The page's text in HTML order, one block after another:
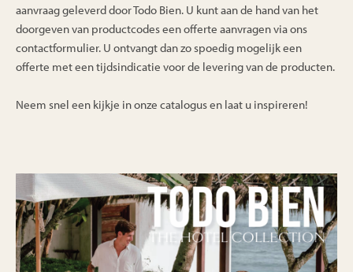
aanvraag geleverd door Todo Bien. U kunt aan de hand van het
doorgeven van productcodes een offerte aanvragen via ons
contactformulier. U ontvangt dan zo spoedig mogelijk een
offerte met een tijdsindicatie voor de levering van de producten.
Neem snel een kijkje in onze catalogus en laat u inspireren!